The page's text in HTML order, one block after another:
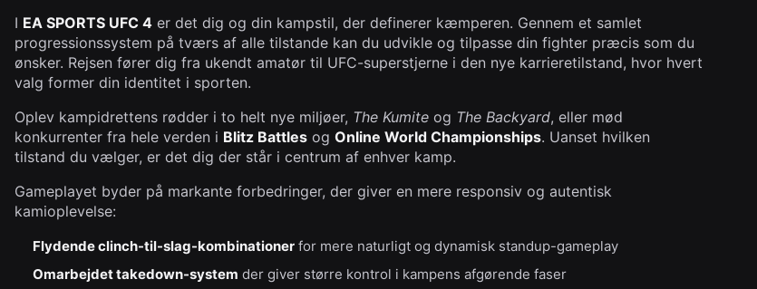
I EA SPORTS UFC 4 er det dig og din kampstil, der definerer kæmperen. Gennem et samlet
progressionssystem på tværs af alle tilstande kan du udvikle og tilpasse din fighter præcis som du
ønsker. Rejsen fører dig fra ukendt amatør til UFC-superstjerne i den nye karrieretilstand, hvor hvert
valg former din identitet i sporten.
Oplev kampidrettens rødder i to helt nye miljøer, The Kumite og The Backyard, eller mød
konkurrenter fra hele verden i Blitz Battles og Online World Championships. Uanset hvilken
tilstand du vælger, er det dig der står i centrum af enhver kamp.
Gameplayet byder på markante forbedringer, der giver en mere responsiv og autentisk
kamioplevelse:
Flydende clinch-til-slag-kombinationer for mere naturligt og dynamisk standup-gameplay
Omarbejdet takedown-system der giver større kontrol i kampens afgørende faser